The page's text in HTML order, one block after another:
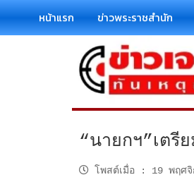
หน้าแรก ข่าวพระราชสำนัก
“นายกฯ”เตรี
โพสต์เมื่อ : 19 พฤศ